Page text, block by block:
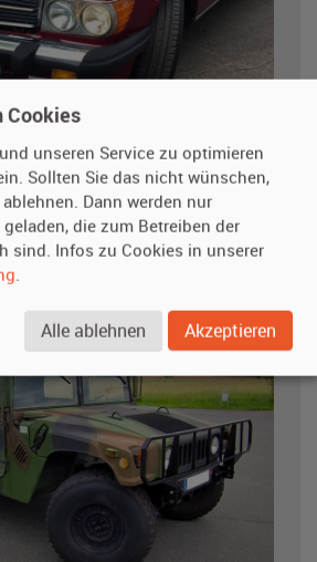
Fahrzeug angeschnitten (oder
ist, sind ungeeignet.
Cookies
unseren Service zu optimieren
Sollten Sie das nicht wünschen,
Dann werden nur
die zum Betreiben der
sind. Infos zu Cookies in unserer
.
Alle ablehnen Akzeptieren